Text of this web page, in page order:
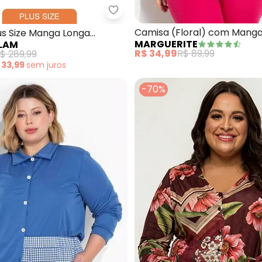
Feminina Adulto (Cinza)Secret Glam - Camisa Plus
Size Manga Longa
289,99
33,99sem juros
Camisa (Floral) com
Bufantes Plus Size
MARGUERITE
R$ 34,99R$ 89,99
-70%